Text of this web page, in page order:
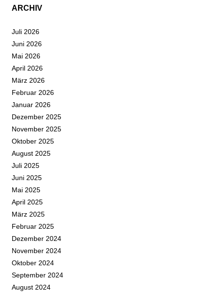
ARCHIV
Juli 2026
Juni 2026
Mai 2026
April 2026
März 2026
Februar 2026
Januar 2026
Dezember 2025
November 2025
Oktober 2025
August 2025
Juli 2025
Juni 2025
Mai 2025
April 2025
März 2025
Februar 2025
Dezember 2024
November 2024
Oktober 2024
September 2024
August 2024